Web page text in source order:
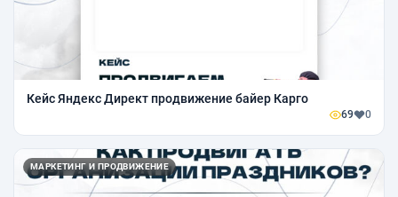
Кейс Яндекс Директ продвижение байер Карго
69 0
МАРКЕТИНГ И ПРОДВИЖЕНИЕ